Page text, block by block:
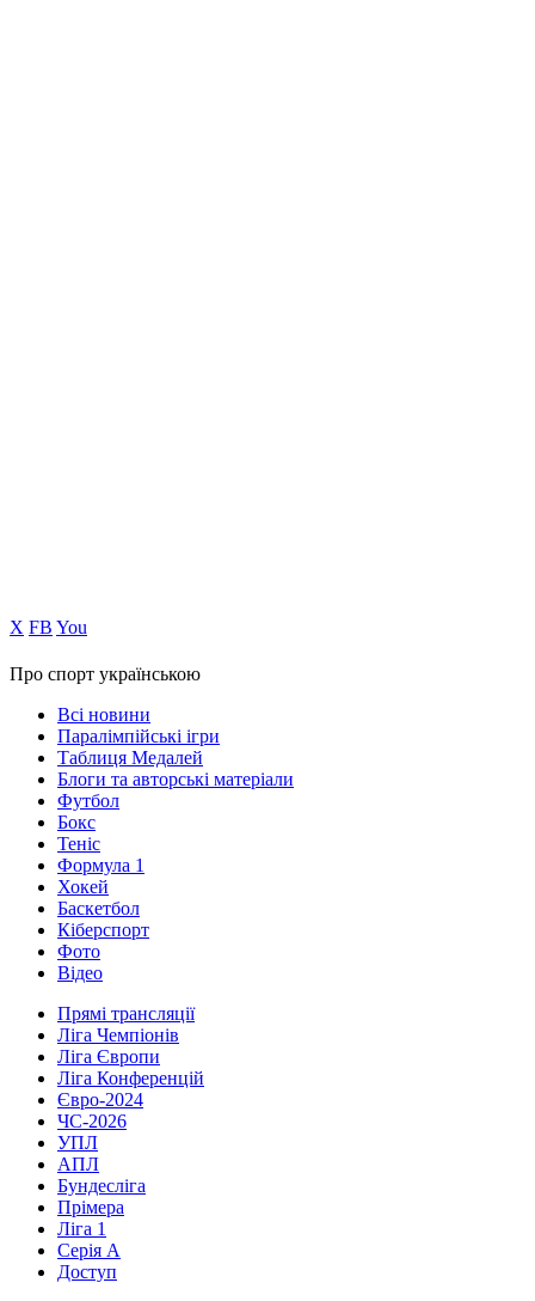
Х FB You
Про спорт українською
Всі новини
Паралімпійські ігри
Таблиця Медалей
Блоги та авторські матеріали
Футбол
Бокс
Теніс
Формула 1
Хокей
Баскетбол
Кіберспорт
Фото
Відео
Прямі трансляції
Ліга Чемпіонів
Ліга Європи
Ліга Конференцій
Євро-2024
ЧС-2026
УПЛ
АПЛ
Бундесліга
Прімера
Ліга 1
Серія А
Доступ